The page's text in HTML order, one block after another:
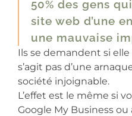
50% des gens
site web d’une
une mauvaise
Ils se demandent si
s’agit pas d’une
société injoignable.
L’effet est le même si
Google My Business